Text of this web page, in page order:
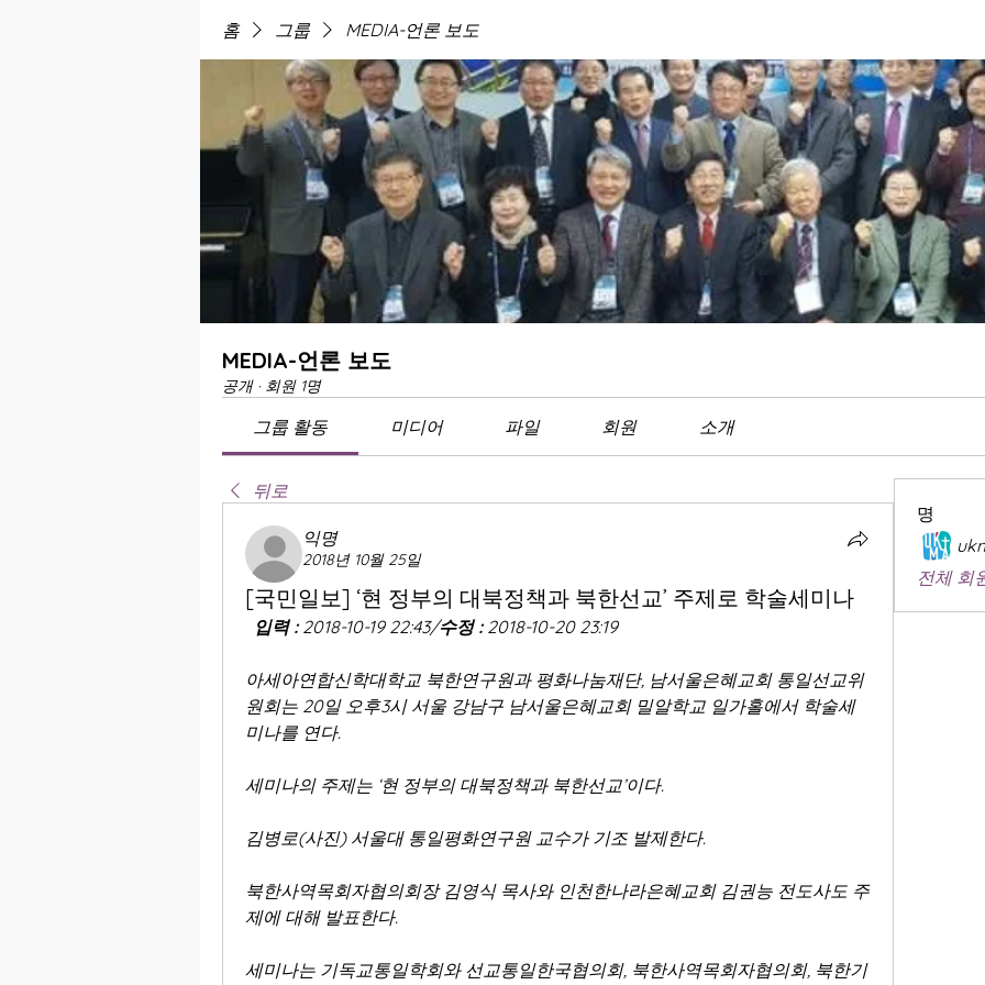
홈 그룹 MEDIA-언론 보도
MEDIA-언론 보도
공개 · 회원 1명
그룹 활동 미디어 파일 회원 소개
뒤로
익명
2018년 10월 25일
[국민일보] ‘현 정부의 대북정책과 북한선교’ 주제로 학술세미나
입력 : 2018-10-19 22:43/수정 : 2018-10-20 23:19
아세아연합신학대학교 북한연구원과 평화나눔재단, 남서울은혜교회 통일선교위
원회는 20일 오후3시 서울 강남구 남서울은혜교회 밀알학교 일가홀에서 학술세
미나를 연다.
세미나의 주제는 ‘현 정부의 대북정책과 북한선교’이다.
김병로(사진) 서울대 통일평화연구원 교수가 기조 발제한다.
북한사역목회자협의회장 김영식 목사와 인천한나라은혜교회 김권능 전도사도 주
제에 대해 발표한다.
세미나는 기독교통일학회와 선교통일한국협의회, 북한사역목회자협의회, 북한기
명
전체 회